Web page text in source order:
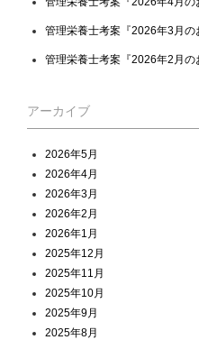
管理栄養士考案『2026年3月の
管理栄養士考案『2026年2月の
アーカイブ
2026年5月
2026年4月
2026年3月
2026年2月
2026年1月
2025年12月
2025年11月
2025年10月
2025年9月
2025年8月